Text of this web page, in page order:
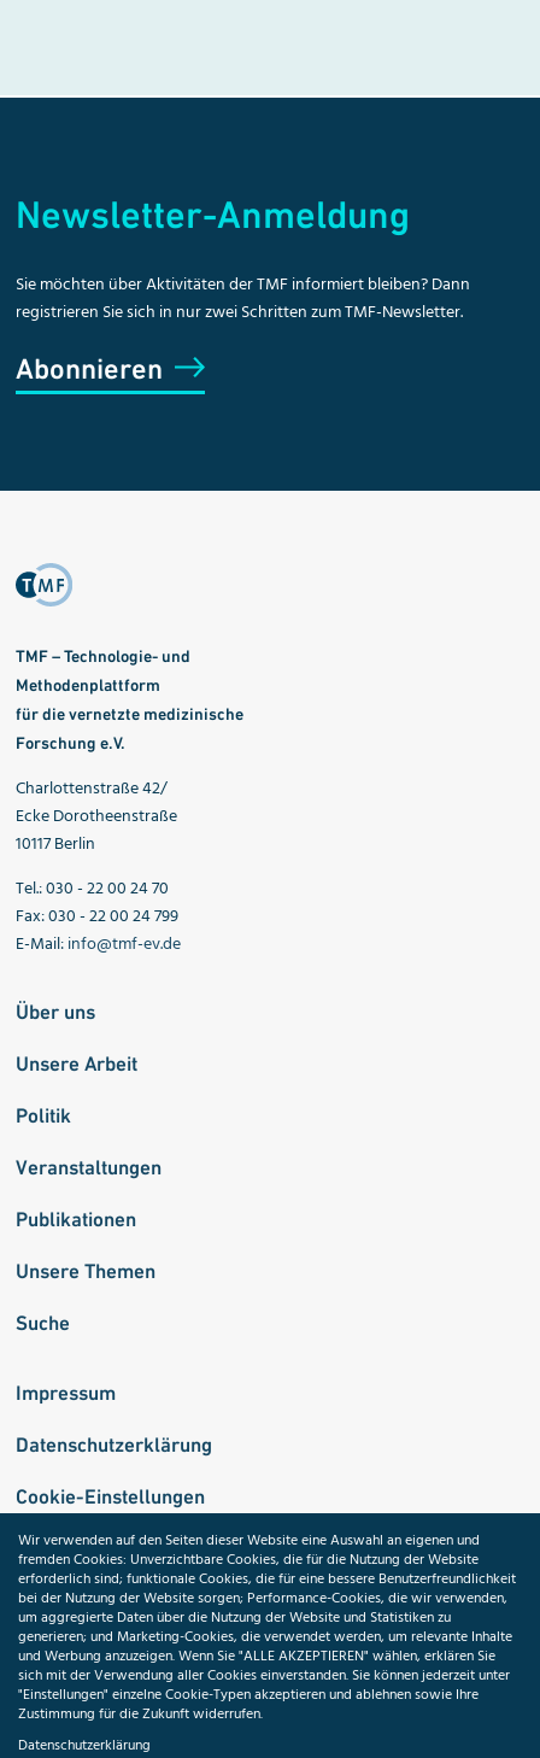
Newsletter-Anmeldung
Sie möchten über Aktivitäten der TMF informiert bleiben? Dann
registrieren Sie sich in nur zwei Schritten zum TMF-Newsletter.
Abonnieren
TMF – Technologie- und
Methodenplattform
für die vernetzte medizinische
Forschung e.V.
Charlottenstraße 42/
Ecke Dorotheenstraße
10117 Berlin
Tel.: 030 - 22 00 24 70
Fax: 030 - 22 00 24 799
E-Mail:info@tmf-ev.de
Über uns
Unsere Arbeit
Politik
Veranstaltungen
Publikationen
Unsere Themen
Suche
Impressum
Datenschutzerklärung
Cookie-Einstellungen
Medizininformatik-Initiative
ToolPool Gesundheitsforschung
Wir verwenden auf den Seiten dieser Website eine Auswahl an eigenen und
fremden Cookies: Unverzichtbare Cookies, die für die Nutzung der Website
erforderlich sind; funktionale Cookies, die für eine bessere Benutzerfreundlichkeit
bei der Nutzung der Website sorgen; Performance-Cookies, die wir verwenden,
um aggregierte Daten über die Nutzung der Website und Statistiken zu
generieren; und Marketing-Cookies, die verwendet werden, um relevante Inhalte
und Werbung anzuzeigen. Wenn Sie "ALLE AKZEPTIEREN" wählen, erklären Sie
sich mit der Verwendung aller Cookies einverstanden. Sie können jederzeit unter
"Einstellungen" einzelne Cookie-Typen akzeptieren und ablehnen sowie Ihre
Zustimmung für die Zukunft widerrufen.
Datenschutzerklärung